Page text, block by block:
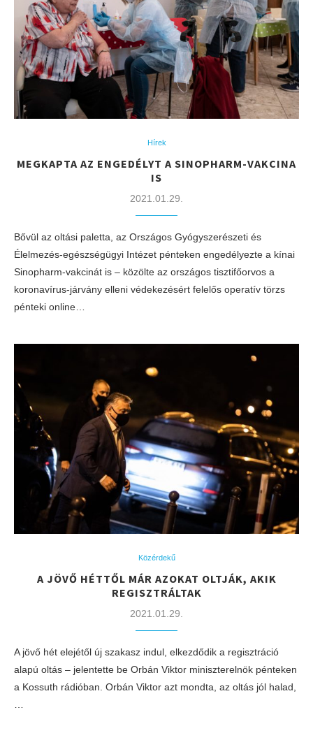
Hírek
MEGKAPTA AZ ENGEDÉLYT A SINOPHARM-VAKCINA
IS
2021.01.29.
Bővül az oltási paletta, az Országos Gyógyszerészeti és
Élelmezés-egészségügyi Intézet pénteken engedélyezte a kínai
Sinopharm-vakcinát is – közölte az országos tisztifőorvos a
koronavírus-járvány elleni védekezésért felelős operatív törzs
pénteki online…
Közérdekű
A JÖVŐ HÉTTŐL MÁR AZOKAT OLTJÁK, AKIK
REGISZTRÁLTAK
2021.01.29.
A jövő hét elejétől új szakasz indul, elkezdődik a regisztráció
alapú oltás – jelentette be Orbán Viktor miniszterelnök pénteken
a Kossuth rádióban. Orbán Viktor azt mondta, az oltás jól halad,